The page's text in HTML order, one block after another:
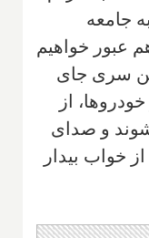
جامعه
عبور خواهیم
سری جای
از
و صدای
خواب بیدار